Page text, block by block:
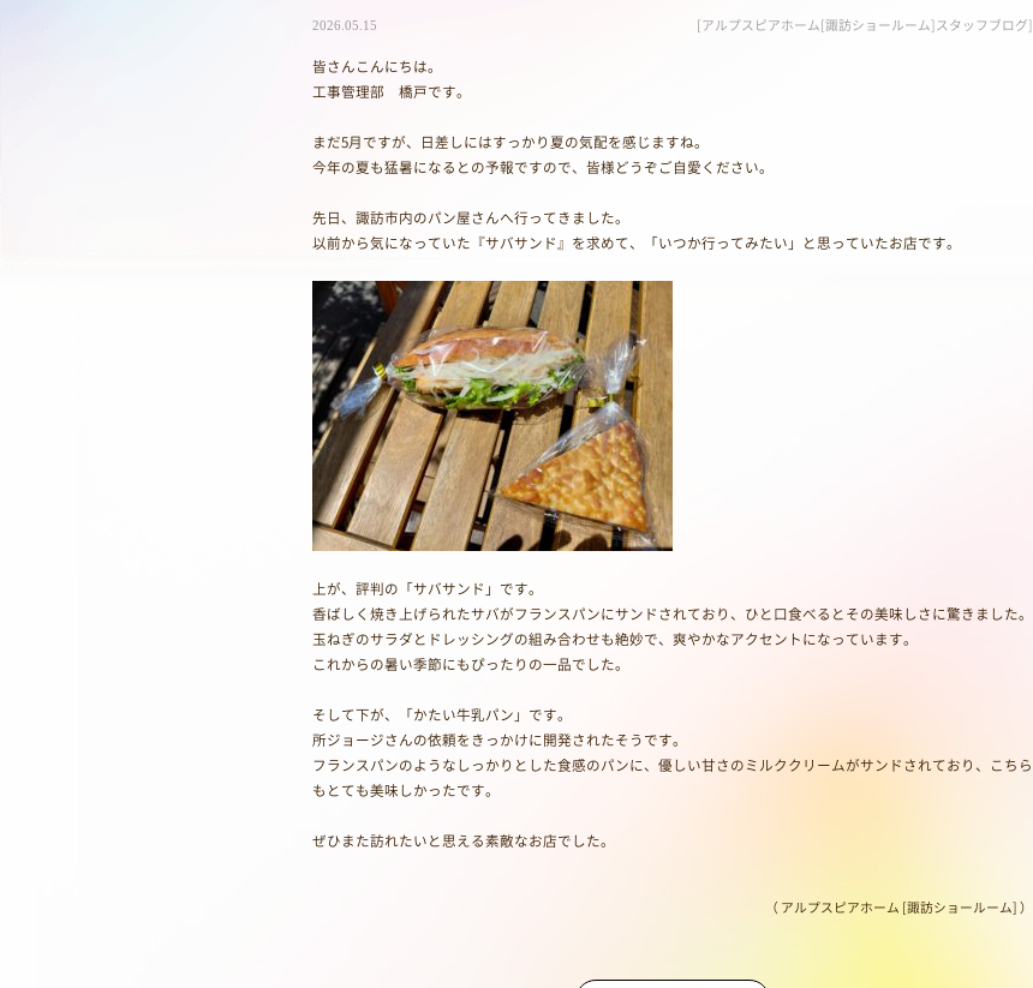
2026.05.15 [アルプスピアホーム[諏訪ショールーム]スタッフブログ]
皆さんこんにちは。
工事管理部 橋戸です。
まだ5月ですが、日差しにはすっかり夏の気配を感じますね。
今年の夏も猛暑になるとの予報ですので、皆様どうぞご自愛ください。
先日、諏訪市内のパン屋さんへ行ってきました。
以前から気になっていた『サバサンド』を求めて、「いつか行ってみたい」と思っていたお店です。
上が、評判の「サバサンド」です。
香ばしく焼き上げられたサバがフランスパンにサンドされており、ひと口食べるとその美味しさに驚きました。
玉ねぎのサラダとドレッシングの組み合わせも絶妙で、爽やかなアクセントになっています。
これからの暑い季節にもぴったりの一品でした。
そして下が、「かたい牛乳パン」です。
所ジョージさんの依頼をきっかけに開発されたそうです。
フランスパンのようなしっかりとした食感のパンに、優しい甘さのミルククリームがサンドされており、こちら
もとても美味しかったです。
ぜひまた訪れたいと思える素敵なお店でした。
（ アルプスピアホーム [諏訪ショールーム] ）